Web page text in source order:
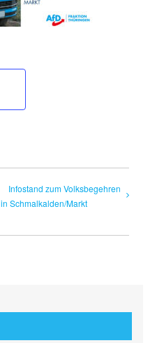
Infostand zum Volksbegehren
in Schmalkalden/Markt